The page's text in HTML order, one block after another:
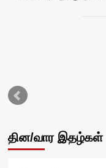
தின/வார இதழ்கள்